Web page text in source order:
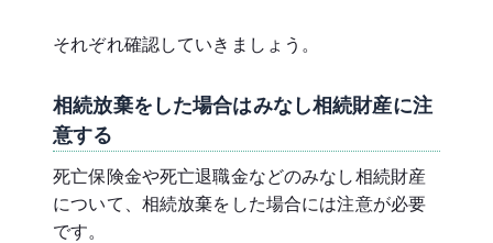
それぞれ確認していきましょう。
相続放棄をした場合はみなし相続財産に注
意する
死亡保険金や死亡退職金などのみなし相続財産
について、相続放棄をした場合には注意が必要
です。